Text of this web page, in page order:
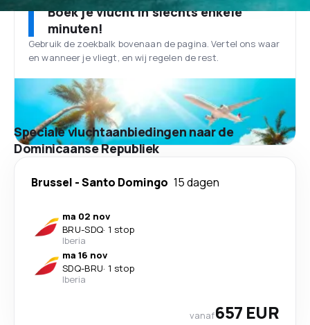
Boek je vlucht in slechts enkele
minuten!
Gebruik de zoekbalk bovenaan de pagina. Vertel ons waar
en wanneer je vliegt, en wij regelen de rest.
Speciale vluchtaanbiedingen naar de
Dominicaanse Republiek
Brussel -Santo Domingo 15 dagen
ma 02 nov
BRU-SDQ· 1 stop
Iberia
ma 16 nov
SDQ-BRU· 1 stop
Iberia
vanaf657 EUR